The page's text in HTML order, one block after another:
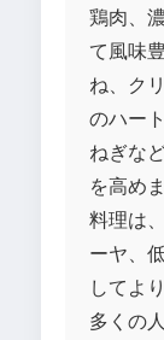
鶏肉、
て風味
ね、ク
のハー
ねぎな
を高め
料理は
ーヤ、
してよ
多くの